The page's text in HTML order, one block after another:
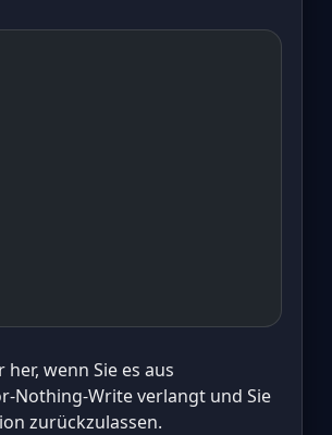
wenn Sie es aus
Nothing-Write verlangt und Sie
zurückzulassen.